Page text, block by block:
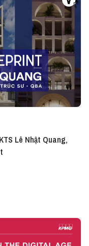
Lê Nhật Quang,